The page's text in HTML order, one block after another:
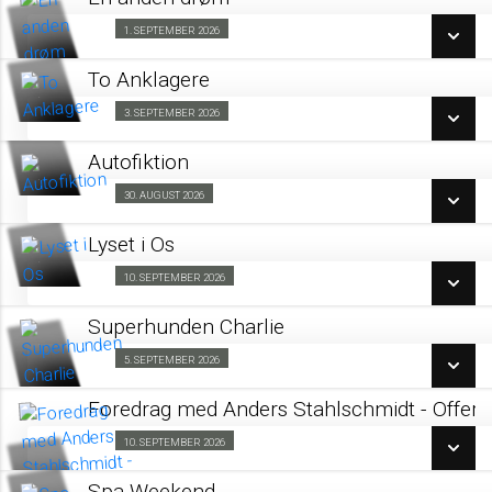
SE ALLE DAGE
LÆS MERE
1. SEPTEMBER 2026Fra 01.09.2026
SE ALLE DAGE
To Anklagere
3. SEPTEMBER 2026Kino & Kage 03/09
SE ALLE DAGE
Autofiktion
30. AUGUST 2026Forpremiere 30/08
SE ALLE DAGE
LÆS MERE
Lyset i Os
10. SEPTEMBER 2026Kino & Kage 10/09
SE ALLE DAGE
LÆS MERE
Superhunden Charlie
5. SEPTEMBER 2026Forpremiere 05/09
SE ALLE DAGE
LÆS MERE
Foredrag med Anders Stahlschmidt -
10. SEPTEMBER 2026Fra 10.09.2026